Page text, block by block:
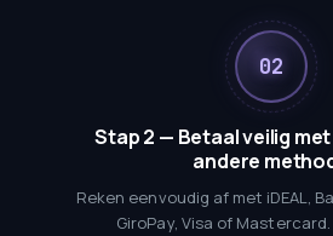
Stap 2 — Betaal veilig met
andere
Reken eenvoudig af met iDEAL,
GiroPay, Visa of